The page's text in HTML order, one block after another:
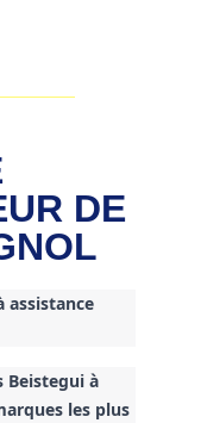
DE
assistance
Beistegui à
les plus